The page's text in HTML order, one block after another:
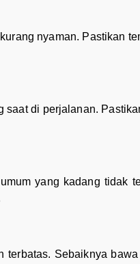
nyaman. Pastikan
di perjalanan.
yang kadang tidak
Sebaiknya